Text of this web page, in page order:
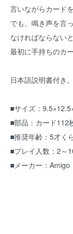
言いながらカード
でも、鳴き声を言
なければならない
最初に手持ちのカ
日本語説明書付き。
■サイズ：
■部品：カード112
■推奨年齢：5才く
■プレイ人数：2～
■メーカー：Amigo